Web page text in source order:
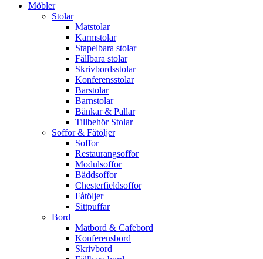
Möbler
Stolar
Matstolar
Karmstolar
Stapelbara stolar
Fällbara stolar
Skrivbordsstolar
Konferensstolar
Barstolar
Barnstolar
Bänkar & Pallar
Tillbehör Stolar
Soffor & Fåtöljer
Soffor
Restaurangsoffor
Modulsoffor
Bäddsoffor
Chesterfieldsoffor
Fåtöljer
Sittpuffar
Bord
Matbord & Cafebord
Konferensbord
Skrivbord